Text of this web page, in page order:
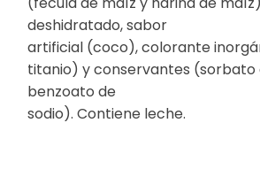
deshidratado, sabor
artificial (coco), colorante
titanio) y conservantes (sorbato
benzoato de
sodio). Contiene leche.